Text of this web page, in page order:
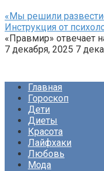
«Мы решили
Инструкция от
«Правмир» отвечает
7 декабря, 2025 7
Главная
Гороскоп
Дети
Диеты
Красота
Лайфхаки
Любовь
Мода